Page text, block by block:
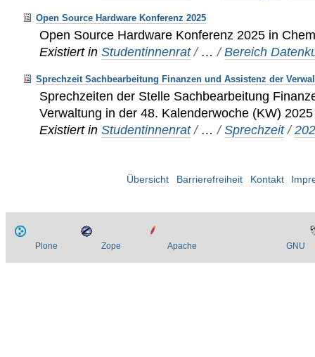
Open Source Hardware Konferenz 2025
Open Source Hardware Konferenz 2025 in
Existiert in Studentinnenrat / …/Bereich
Sprechzeit Sachbearbeitung Finanzen und Assistenz der
Sprechzeiten der Stelle Sachbearbeitung
Verwaltung in der 48. Kalenderwoche (KW)
Existiert in Studentinnenrat / …/Sprechzeit /
Übersicht Barrierefreiheit Kontakt
Plone Zope Apache GNU